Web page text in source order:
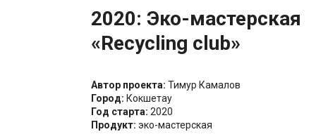
2020: Эко-мастерская
«Recycling club»
Автор проекта: Тимур Камалов
Город: Кокшетау
Год старта: 2020
Продукт: эко-мастерская